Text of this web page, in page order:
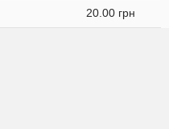
20.00 грн